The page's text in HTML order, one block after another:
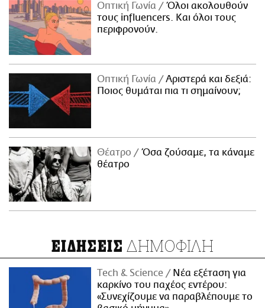
Οπτική Γωνία
Όλοι ακολουθούν
τους influencers. Και όλοι τους
περιφρονούν.
Οπτική Γωνία
Αριστερά και δεξιά:
Ποιος θυμάται πια τι σημαίνουν;
Θέατρο
Όσα ζούσαμε, τα κάναμε
θέατρο
ΕΙΔΗΣΕΙΣ ΔΗΜΟΦΙΛΗ
Τech & Science
Νέα εξέταση για
καρκίνο του παχέος εντέρου:
«Συνεχίζουμε να παραβλέπουμε το